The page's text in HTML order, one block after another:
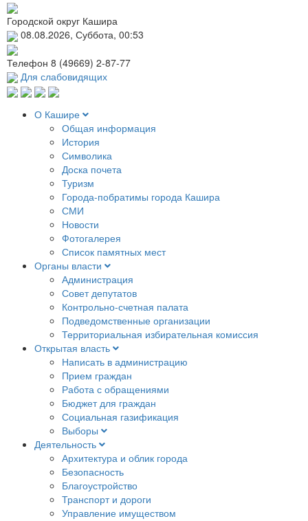
Городской округ Кашира
08.08.2026, Суббота, 00:53
Телефон 8 (49669) 2-87-77
Для слабовидящих
О Кашире
Общая информация
История
Символика
Доска почета
Туризм
Города-побратимы города Кашира
СМИ
Новости
Фотогалерея
Список памятных мест
Органы власти
Администрация
Совет депутатов
Контрольно-счетная палата
Подведомственные организации
Территориальная избирательная комиссия
Открытая власть
Написать в администрацию
Прием граждан
Работа с обращениями
Бюджет для граждан
Социальная газификация
Выборы
Деятельность
Архитектура и облик города
Безопасность
Благоустройство
Транспорт и дороги
Управление имуществом